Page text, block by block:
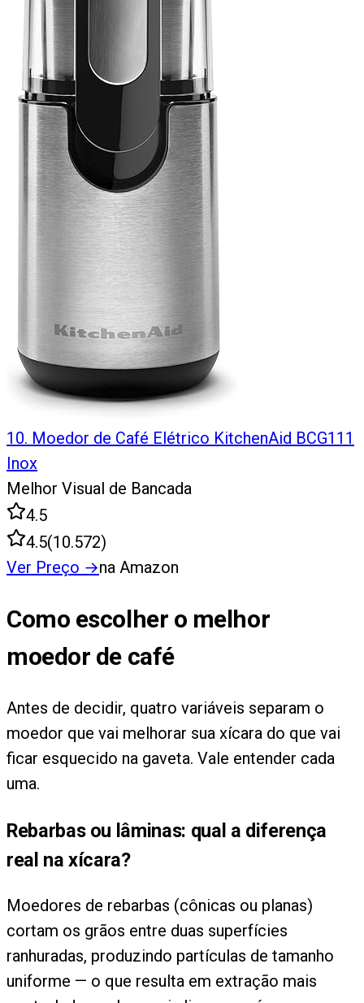
10. Moedor de Café Elétrico KitchenAid BCG111
Inox
Melhor Visual de Bancada
4.5
4.5(10.572)
Ver Preço →na Amazon
Como escolher o melhor
moedor de café
Antes de decidir, quatro variáveis separam o
moedor que vai melhorar sua xícara do que vai
ficar esquecido na gaveta. Vale entender cada
uma.
Rebarbas ou lâminas: qual a diferença
real na xícara?
Moedores de rebarbas (cônicas ou planas)
cortam os grãos entre duas superfícies
ranhuradas, produzindo partículas de tamanho
uniforme — o que resulta em extração mais